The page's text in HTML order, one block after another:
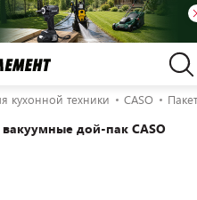
кухонной техники CASO
дой-пак CASO